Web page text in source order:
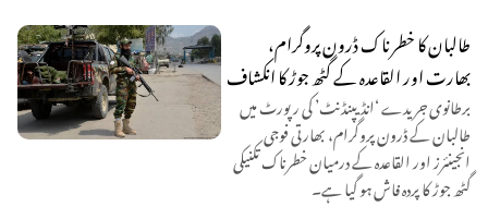
طالبان کا خطرناک ڈرون پروگرام،
بھارت اور القاعدہ کے گٹھ جوڑ کا انکشاف
برطانوی جریدے ‘انڈیپنڈنٹ’ کی رپورٹ میں
طالبان کے ڈرون پروگرام، بھارتی فوجی
انجینئرز اور القاعدہ کے درمیان خطرناک تکنیکی
گٹھ جوڑ کا پردہ فاش ہو گیا ہے۔